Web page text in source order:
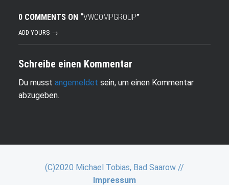
0 COMMENTS ON “VWCOMPGROUP”
ADD YOURS →
Schreibe einen Kommentar
Du musst angemeldet sein, um einen Kommentar
abzugeben.
(C)2020 Michael Tobias, Bad Saarow //
Impressum